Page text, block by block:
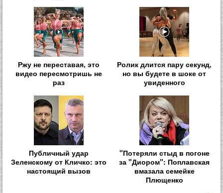
Ржу не переставая, это
видео пересмотришь не
раз
Ролик длится пару секунд,
но вы будете в шоке от
увиденного
Публичный удар
Зеленскому от Кличко: это
настоящий вызов
"Потеряли стыд в погоне
за "Диором": Поплавская
вмазала семейке
Плющенко